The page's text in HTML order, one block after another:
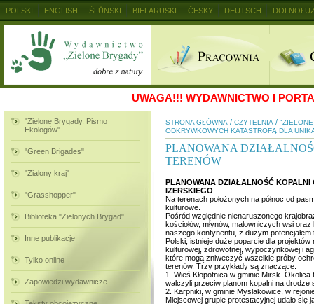
UWAGA!!! WYDAWNICTWO I
"Zielone Brygady. Pismo
Ekologów"
"Green Brigades"
"Zialony kraj"
"Grasshopper"
Biblioteka "Zielonych Brygad"
Inne publikacje
Tylko online
Zapowiedzi wydawnicze
STRONA GŁÓWNA / CZYTELNIA /
ODKRYWKOWYCH KATASTROFĄ DLA
PLANOWANA
TERENÓW
PLANOWANA DZIAŁALNOŚĆ KOPALNI
IZERSKIEGO
Na terenach położonych na północ od
kulturowe.
Pośród względnie nienaruszonego
kościołów, młynów, malowniczych wsi
naszego kontynentu, z dużym
Polski, istnieje duże poparcie dla
kulturowej, zdrowotnej, wypoczynkowej i
które mogą zniweczyć wszelkie próby
terenów. Trzy przykłady są znaczące:
1. Wieś Kłopotnica w gminie Mirsk.
walczyli przeciw planom kopalni na
2. Karpniki, w gminie Mysłakowice, w
Miejscowej grupie protestacyjnej udało się
POLSKI ENGLISH ŚLŮNSKI BIELARUSKI ČESKY DEUTSCH